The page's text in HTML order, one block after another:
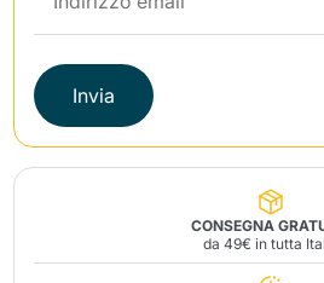
Invia
CONSEGNA
da 49€ in tutta